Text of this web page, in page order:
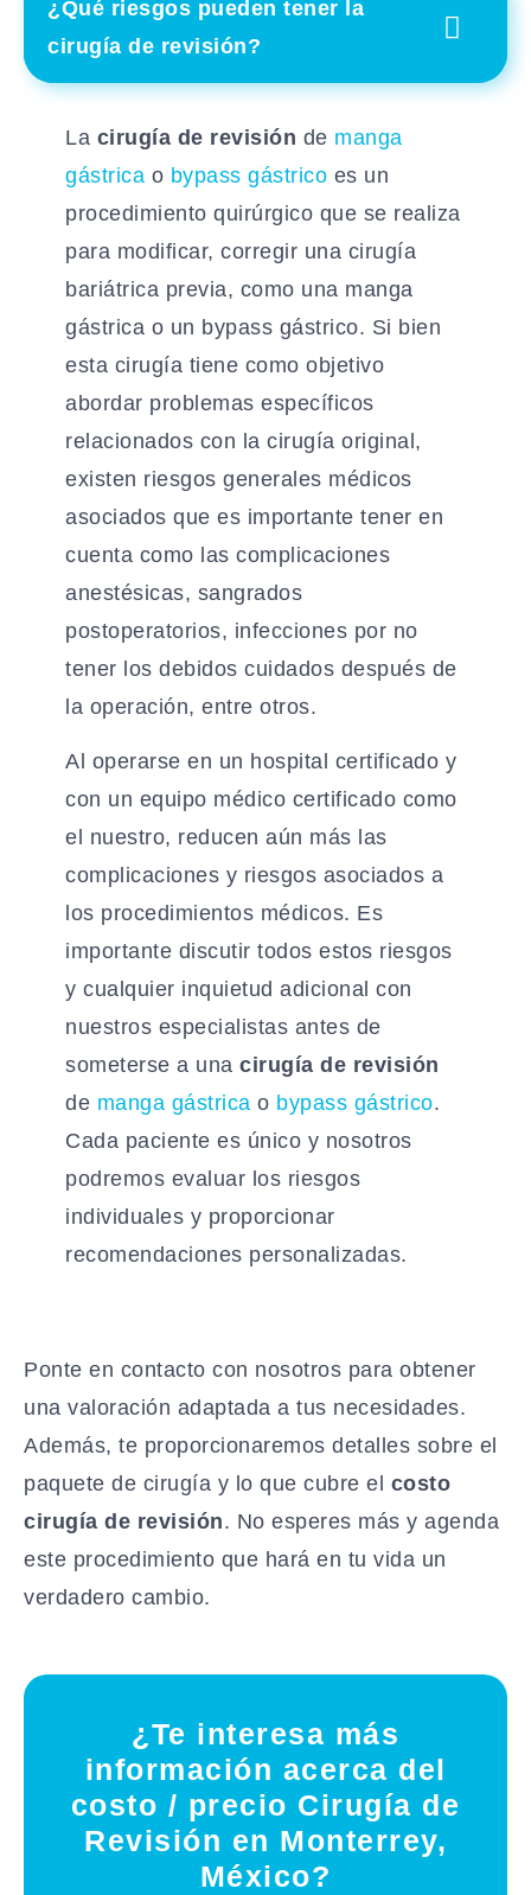
¿Qué riesgos pueden tener la
cirugía de revisión?
La cirugía de revisión de manga
gástrica o bypass gástrico es un
procedimiento quirúrgico que se realiza
para modificar, corregir una cirugía
bariátrica previa, como una manga
gástrica o un bypass gástrico. Si bien
esta cirugía tiene como objetivo
abordar problemas específicos
relacionados con la cirugía original,
existen riesgos generales médicos
asociados que es importante tener en
cuenta como las complicaciones
anestésicas, sangrados
postoperatorios, infecciones por no
tener los debidos cuidados después de
la operación, entre otros.
Al operarse en un hospital certificado y
con un equipo médico certificado como
el nuestro, reducen aún más las
complicaciones y riesgos asociados a
los procedimientos médicos. Es
importante discutir todos estos riesgos
y cualquier inquietud adicional con
nuestros especialistas antes de
someterse a una cirugía de revisión
de manga gástrica o bypass gástrico.
Cada paciente es único y nosotros
podremos evaluar los riesgos
individuales y proporcionar
recomendaciones personalizadas.
Ponte en contacto con nosotros para obtener
una valoración adaptada a tus necesidades.
Además, te proporcionaremos detalles sobre el
paquete de cirugía y lo que cubre el costo
cirugía de revisión. No esperes más y agenda
este procedimiento que hará en tu vida un
verdadero cambio.
¿Te interesa más
información acerca del
costo / precio Cirugía de
Revisión en Monterrey,
México?